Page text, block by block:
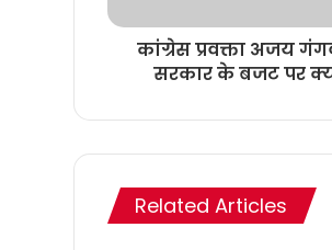
कांग्रेस प्रवक्ता अजय
सरकार के बजट पर
Related Articles